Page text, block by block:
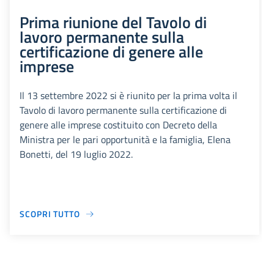
Prima riunione del Tavolo di
lavoro permanente sulla
certificazione di genere alle
imprese
Il 13 settembre 2022 si è riunito per la prima volta il
Tavolo di lavoro permanente sulla certificazione di
genere alle imprese costituito con Decreto della
Ministra per le pari opportunità e la famiglia, Elena
Bonetti, del 19 luglio 2022.
SCOPRI TUTTO